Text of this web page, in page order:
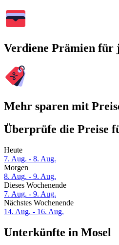
Verdiene Prämien für
Mehr sparen mit
Überprüfe die Preise
Heute
7. Aug. - 8. Aug.
Morgen
8. Aug. - 9. Aug.
Dieses Wochenende
7. Aug. - 9. Aug.
Nächstes Wochenende
14. Aug. - 16. Aug.
Unterkünfte in Mosel